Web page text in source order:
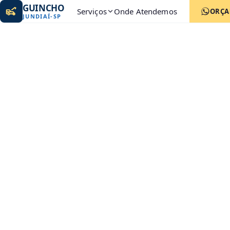
GUINCHO
JUNDIAÍ-SP Serviços Onde Atendemos